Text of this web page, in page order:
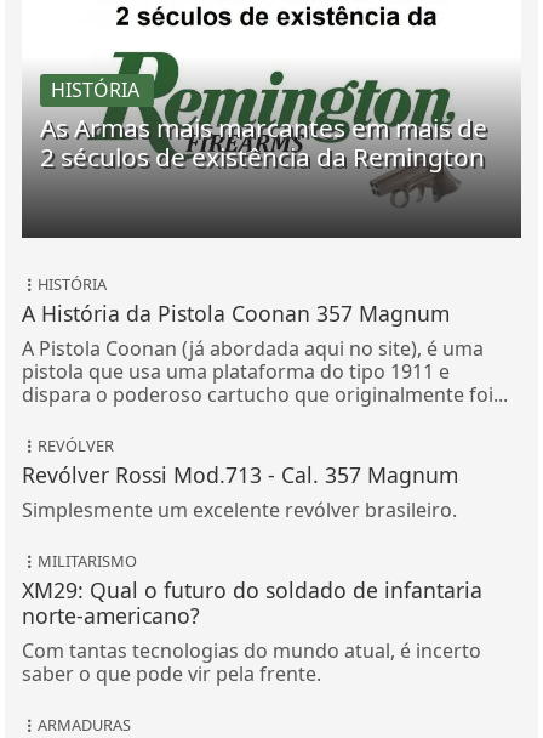
HISTÓRIA
As Armas mais marcantes em mais de
2 séculos de existência da Remington
HISTÓRIA
A História da Pistola Coonan 357 Magnum
A Pistola Coonan (já abordada aqui no site), é uma
pistola que usa uma plataforma do tipo 1911 e
dispara o poderoso cartucho que originalmente foi...
REVÓLVER
Revólver Rossi Mod.713 - Cal. 357 Magnum
Simplesmente um excelente revólver brasileiro.
MILITARISMO
XM29: Qual o futuro do soldado de infantaria
norte-americano?
Com tantas tecnologias do mundo atual, é incerto
saber o que pode vir pela frente.
ARMADURAS